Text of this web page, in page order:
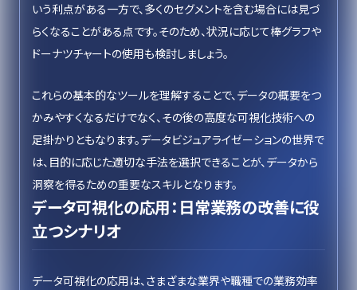
いう利点がある一方で、多くのセグメントを含む場合には見づ
らくなることがある点です。そのため、状況に応じて棒グラフや
ドーナツチャートの使用も検討しましょう。
これらの基本的なツールを理解することで、データの概要をつ
かみやすくなるだけでなく、その後の高度な可視化技術への
足掛かりともなります。データビジュアライゼーションの世界で
は、目的に応じた適切な手法を選択できることが、データから
洞察を得るための重要なスキルとなります。
データ可視化の応用：日常業務の改善に役
立つシナリオ
データ可視化の応用は、さまざまな業界や職種での業務効率